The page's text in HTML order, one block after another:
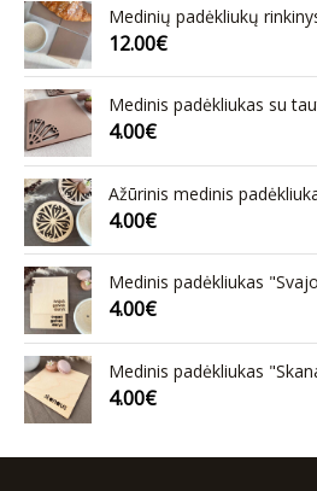
Medinių padėkliukų
12.00€
Medinis padėkliukas su
4.00€
Ažūrinis medinis
4.00€
Medinis padėkliukas
4.00€
Medinis padėkliukas
4.00€